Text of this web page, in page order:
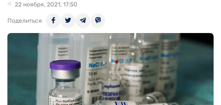
22 ноября, 2021, 17:50
Поделиться